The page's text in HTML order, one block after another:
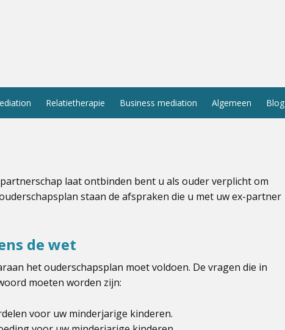
Relatietherapie Business mediation Algemeen Blog
laat ontbinden bent u als ouder verplicht om
staan de afspraken die u met uw ex-partner
de wet
het ouderschapsplan moet voldoen. De vragen die in
moeten worden zijn:
voor uw minderjarige kinderen.